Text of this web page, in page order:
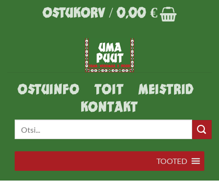
OSTUKORV /0,00 €
OSTUINFO TOIT
MEISTRID
KONTAKT
TOOTED